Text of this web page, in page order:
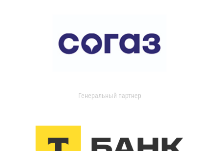
Генеральный партнер